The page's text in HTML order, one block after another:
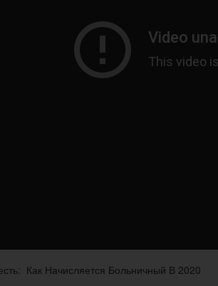
Как Начисляется Больничный В 2020